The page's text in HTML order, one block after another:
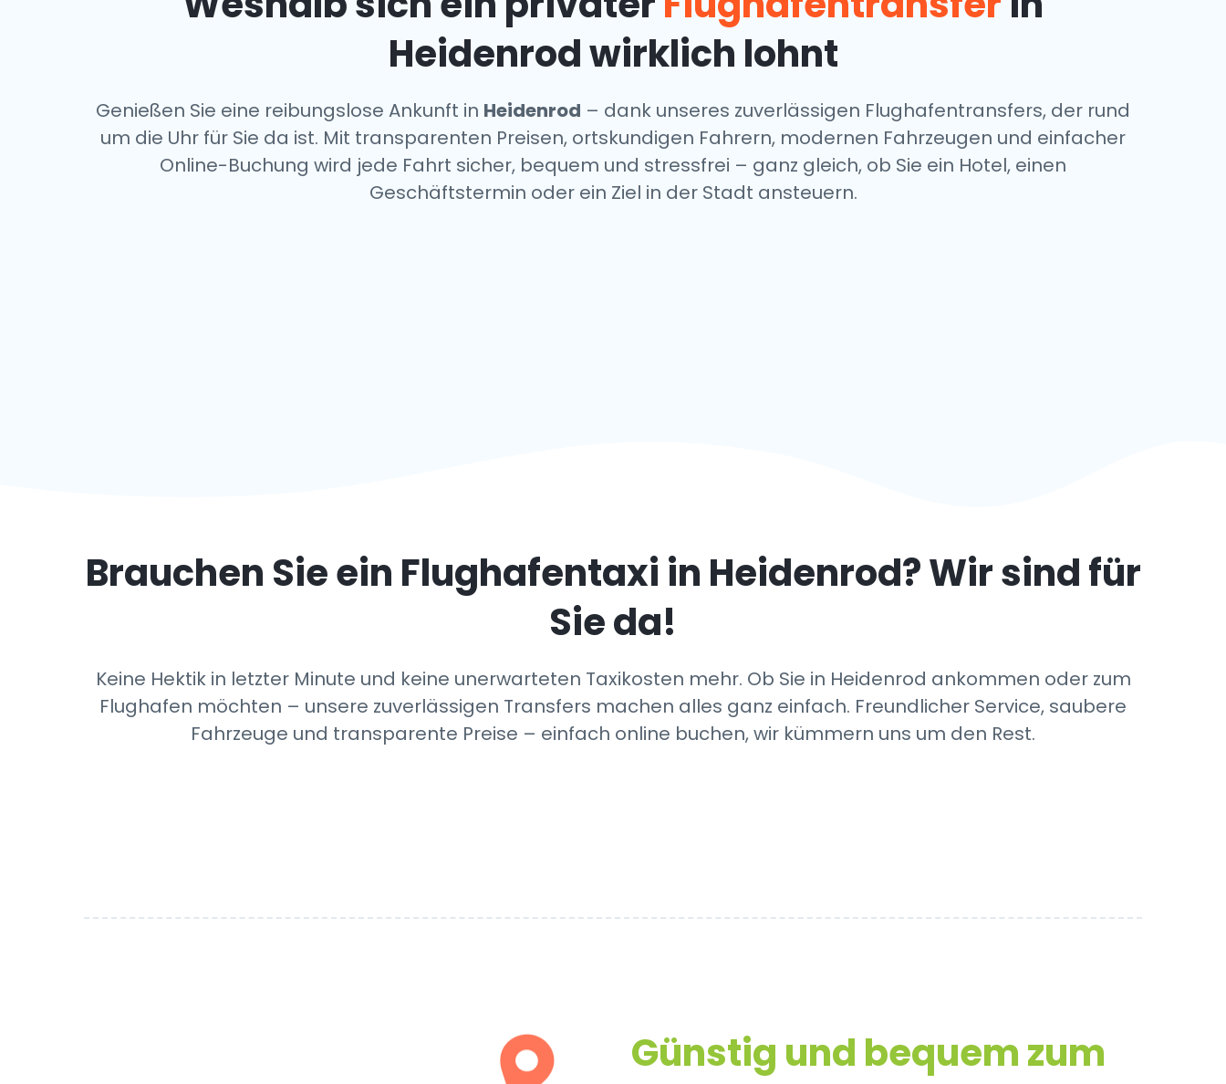
Heidenrod wirklich lohnt
Genießen Sie eine reibungslose Ankunft in Heidenrod – dank unseres zuverlässigen Flughafentransfers, der rund
um die Uhr für Sie da ist. Mit transparenten Preisen, ortskundigen Fahrern, modernen Fahrzeugen und einfacher
Online-Buchung wird jede Fahrt sicher, bequem und stressfrei – ganz gleich, ob Sie ein Hotel, einen
Geschäftstermin oder ein Ziel in der Stadt ansteuern.
Brauchen Sie ein Flughafentaxi in Heidenrod? Wir sind für
Sie da!
Keine Hektik in letzter Minute und keine unerwarteten Taxikosten mehr. Ob Sie in Heidenrod ankommen oder zum
Flughafen möchten – unsere zuverlässigen Transfers machen alles ganz einfach. Freundlicher Service, saubere
Fahrzeuge und transparente Preise – einfach online buchen, wir kümmern uns um den Rest.
Günstig und bequem zum